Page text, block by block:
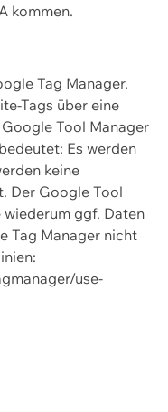
kommen.
Tag Manager.
Tags über eine
Tool Manager
Es werden
keine
Der Google Tool
wiederum ggf. Daten
Tag Manager nicht
use-